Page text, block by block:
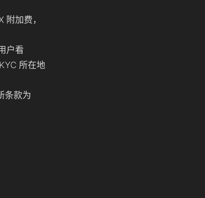
加费，
户看
所在地
条款为